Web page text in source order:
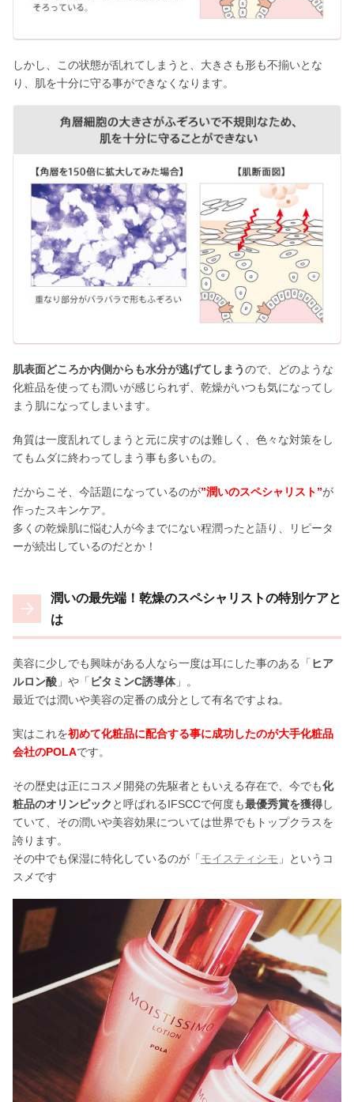
しかし、この状態が乱れてしまうと、大きさも形も不揃いとな
り、肌を十分に守る事ができなくなります。
肌表面どころか内側からも水分が逃げてしまうので、どのような
化粧品を使っても潤いが感じられず、乾燥がいつも気になってし
まう肌になってしまいます。
角質は一度乱れてしまうと元に戻すのは難しく、色々な対策をし
てもムダに終わってしまう事も多いもの。
だからこそ、今話題になっているのが”潤いのスペシャリスト”が
作ったスキンケア。
多くの乾燥肌に悩む人が今までにない程潤ったと語り、リピータ
ーが続出しているのだとか！
潤いの最先端！乾燥のスペシャリストの特別ケアと
は
美容に少しでも興味がある人なら一度は耳にした事のある「 ヒア
ルロン酸 」や「 ビタミンC誘導体」。
最近では潤いや美容の定番の成分として有名ですよね。
実はこれを初めて化粧品に配合する事に成功したのが大手化粧品
会社のPOLAです。
その歴史は正にコスメ開発の先駆者ともいえる存在で、今でも化
粧品のオリンピック と呼ばれるIFSCCで何度も最優秀賞を獲得し
ていて、その潤いや美容効果については世界でもトップクラスを
誇ります。
その中でも保湿に特化しているのが「モイスティシモ 」というコ
スメです